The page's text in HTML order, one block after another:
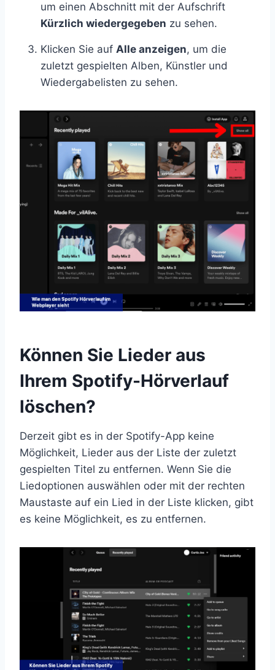
um einen Abschnitt mit der Aufschrift
Kürzlich wiedergegeben zu sehen.
Klicken Sie auf Alle anzeigen, um die
zuletzt gespielten Alben, Künstler und
Wiedergabelisten zu sehen.
Können Sie Lieder aus
Ihrem Spotify-Hörverlauf
löschen?
Derzeit gibt es in der Spotify-App keine
Möglichkeit, Lieder aus der Liste der zuletzt
gespielten Titel zu entfernen. Wenn Sie die
Liedoptionen auswählen oder mit der rechten
Maustaste auf ein Lied in der Liste klicken, gibt
es keine Möglichkeit, es zu entfernen.